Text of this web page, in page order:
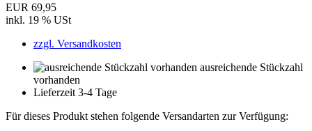
EUR 69,95
inkl. 19 % USt
zzgl. Versandkosten
ausreichende Stückzahl
vorhanden
Lieferzeit 3-4 Tage
Für dieses Produkt stehen folgende Versandarten zur Verfügung: